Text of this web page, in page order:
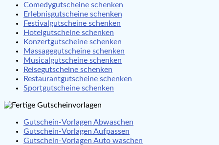
Comedygutscheine schenken
Erlebnisgutscheine schenken
Festivalgutscheine schenken
Hotelgutscheine schenken
Konzertgutscheine schenken
Massagegutscheine schenken
Musicalgutscheine schenken
Reisegutscheine schenken
Restaurantgutscheine schenken
Sportgutscheine schenken
Gutschein-Vorlagen Abwaschen
Gutschein-Vorlagen Aufpassen
Gutschein-Vorlagen Auto waschen